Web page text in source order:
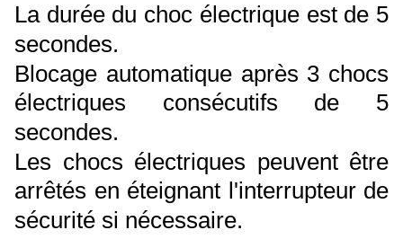
La durée du choc électrique est de 5
secondes.
Blocage automatique après 3 chocs
électriques consécutifs de 5
secondes.
Les chocs électriques peuvent être
arrêtés en éteignant l'interrupteur de
sécurité si nécessaire.